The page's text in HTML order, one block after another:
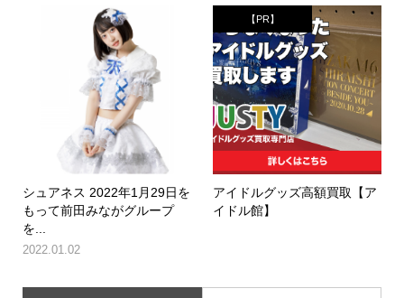
シュアネス 2022年1月29日を
もって前田みながグループ
を...
2022.01.02
【PR】
アイドルグッズ高額買取【ア
イドル館】